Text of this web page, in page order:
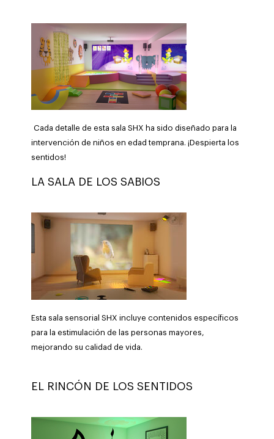
Cada detalle de esta sala SHX ha sido diseñado para la
intervención de niños en edad temprana. ¡Despierta los
sentidos!
LA SALA DE LOS SABIOS
Esta sala sensorial SHX incluye contenidos específicos
para la estimulación de las personas mayores,
mejorando su calidad de vida.
EL RINCÓN DE LOS SENTIDOS